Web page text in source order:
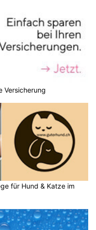
Versicherung
für Hund & Katze im